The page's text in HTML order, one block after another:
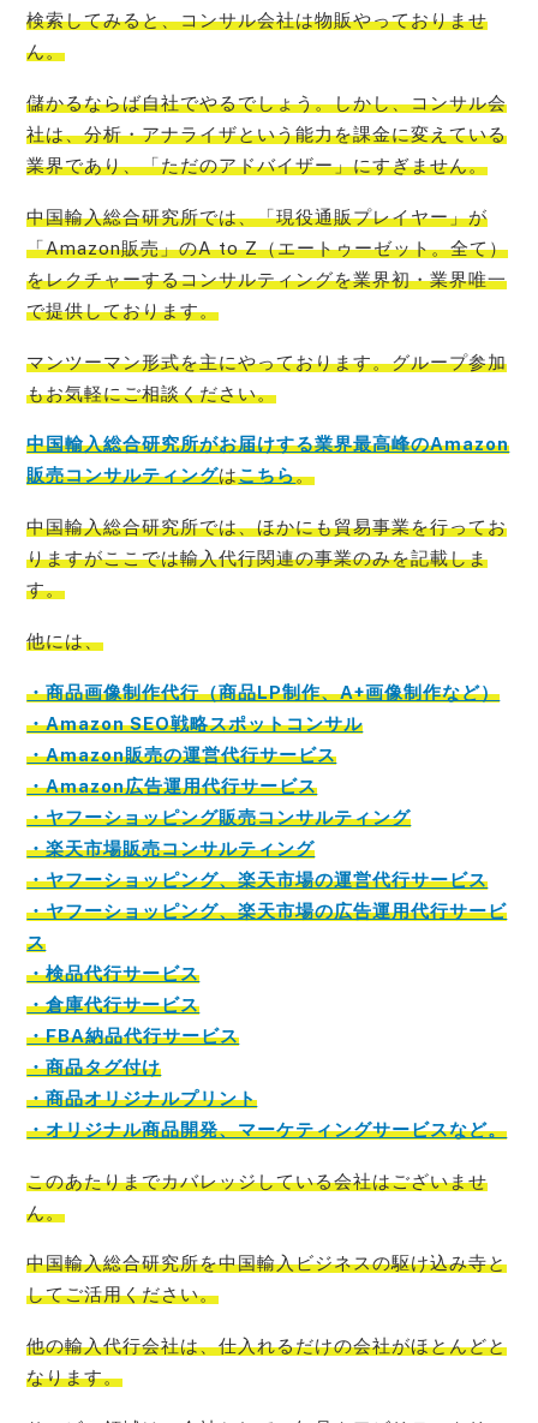
検索してみると、コンサル会社は物販やっておりませ
ん。
儲かるならば自社でやるでしょう。しかし、コンサル会
社は、分析・アナライザという能力を課金に変えている
業界であり、「ただのアドバイザー」にすぎません。
中国輸入総合研究所では、「現役通販プレイヤー」が
「Amazon販売」のA to Z（エートゥーゼット。全て）
をレクチャーするコンサルティングを業界初・業界唯一
で提供しております。
マンツーマン形式を主にやっております。グループ参加
もお気軽にご相談ください。
中国輸入総合研究所がお届けする業界最高峰のAmazon
販売コンサルティングはこちら。
中国輸入総合研究所では、ほかにも貿易事業を行ってお
りますがここでは輸入代行関連の事業のみを記載しま
す。
他には、
・商品画像制作代行（商品LP制作、A+画像制作など）
・Amazon SEO戦略スポットコンサル
・Amazon販売の運営代行サービス
・Amazon広告運用代行サービス
・ヤフーショッピング販売コンサルティング
・楽天市場販売コンサルティング
・ヤフーショッピング、楽天市場の運営代行サービス
・ヤフーショッピング、楽天市場の広告運用代行サービ
ス
・検品代行サービス
・倉庫代行サービス
・FBA納品代行サービス
・商品タグ付け
・商品オリジナルプリント
・オリジナル商品開発、マーケティングサービスなど。
このあたりまでカバレッジしている会社はございませ
ん。
中国輸入総合研究所を中国輸入ビジネスの駆け込み寺と
してご活用ください。
他の輸入代行会社は、仕入れるだけの会社がほとんどと
なります。